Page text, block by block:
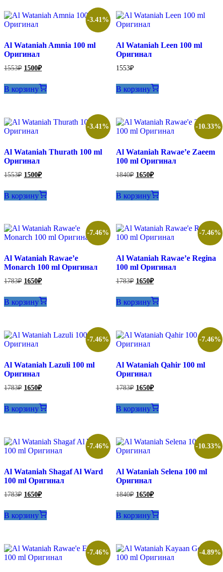
-3.41%
Al Wataniah Amnia 100 ml
Оригинал
1553₽ Первоначальная
1553₽.
1500₽Текущая
1500₽.
В корзину
Al Wataniah Leen 100 ml
Оригинал
1553₽
В корзину
-3.41%
Al Wataniah Thurath 100 ml
Оригинал
1553₽ Первоначальная
цена
1553₽.
1500₽Текущая
цена:
1500₽.
В корзину
-10.33%
Al Wataniah Rawae’e Zaeem
100 ml Оригинал
1840₽ Первоначальная
цена
1840₽.
1650₽Текущая
цена:
1650₽.
В корзину
-7.46%
Al Wataniah Rawae’e
Monarch 100 ml Оригинал
1783₽ Первоначальная
составляла
1783₽.
1650₽Текущая
1650₽.
В корзину
-7.46%
Al Wataniah Rawae’e Regina
100 ml Оригинал
1783₽ Первоначальная
составляла
1783₽.
1650₽Текущая
1650₽.
В корзину
-7.46%
Al Wataniah Lazuli 100 ml
Оригинал
1783₽ Первоначальная
составляла
1783₽.
1650₽Текущая
1650₽.
В корзину
-7.46%
Al Wataniah Qahir 100 ml
Оригинал
1783₽ Первоначальная
составляла
1783₽.
1650₽Текущая
1650₽.
В корзину
-7.46%
Al Wataniah Shagaf Al Ward
100 ml Оригинал
1783₽ Первоначальная
1783₽.
1650₽Текущая
1650₽.
В корзину
-10.33%
Al Wataniah Selena 100 ml
Оригинал
1840₽ Первоначальная
1840₽.
1650₽Текущая
1650₽.
В корзину
-7.46% -4.89%